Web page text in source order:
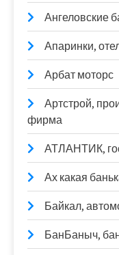
Ангеловские
Апаринки,
Арбат моторс
Артстрой,
фирма
АТЛАНТИК,
Ах какая
Байкал,
БанБаныч,